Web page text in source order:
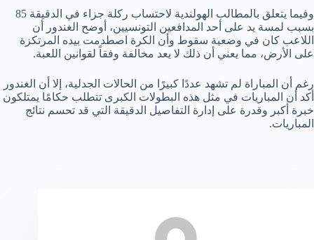
وفيما يتعلق بالمطالب الهولندية لاحتساب ركلة جزاء في الدقيقة 85
بسبب لمسة يد على أحد المدافعين التونسيين، أوضح الغندور أن
اللاعب كان في وضعية سقوط وأن الكرة اصطدمت بيده المرتكزة
على الأرض، مما يعني أن ذلك لا يعد مخالفة وفقاً لقوانين اللعبة.
رغم أن المباراة لم تشهد عددًا كبيرًا من الحالات الجدلية، إلا أن الغندور
أكد أن المباريات في مثل هذه البطولات الكبرى تتطلب حكامًا يمتلكون
خبرة أكبر وقدرة على إدارة التفاصيل الدقيقة التي قد تحسم نتائج
المباريات.